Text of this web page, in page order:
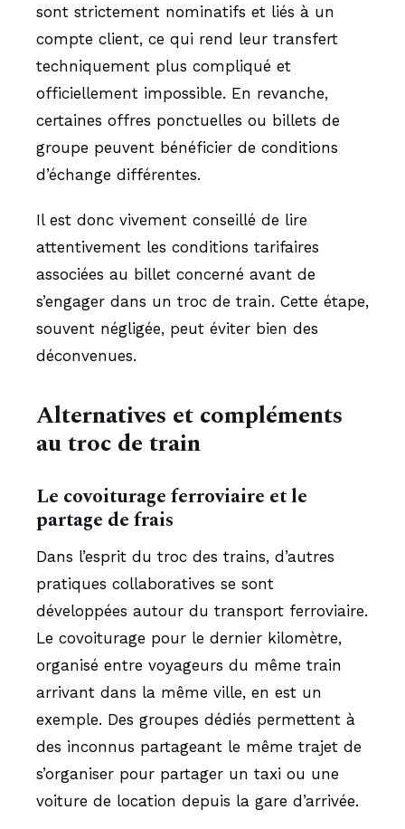
sont strictement nominatifs et liés à un
compte client, ce qui rend leur transfert
techniquement plus compliqué et
officiellement impossible. En revanche,
certaines offres ponctuelles ou billets de
groupe peuvent bénéficier de conditions
d’échange différentes.
Il est donc vivement conseillé de lire
attentivement les conditions tarifaires
associées au billet concerné avant de
s’engager dans un troc de train. Cette étape,
souvent négligée, peut éviter bien des
déconvenues.
Alternatives et compléments
au troc de train
Le covoiturage ferroviaire et le
partage de frais
Dans l’esprit du troc des trains, d’autres
pratiques collaboratives se sont
développées autour du transport ferroviaire.
Le covoiturage pour le dernier kilomètre,
organisé entre voyageurs du même train
arrivant dans la même ville, en est un
exemple. Des groupes dédiés permettent à
des inconnus partageant le même trajet de
s’organiser pour partager un taxi ou une
voiture de location depuis la gare d’arrivée.